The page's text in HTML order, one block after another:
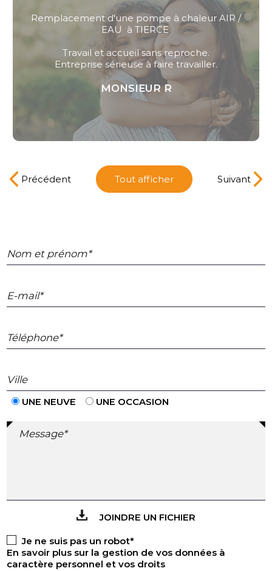
Installation d'une pompe à chaleur air / eau en
remplacement d'une chaudière Gaz.
Bonne qualité professionnelle.
MONSIEUR TRICOT PIERRE
Précédent Tout afficher Suivant
Nom et prénom*
E-mail*
Téléphone*
Ville
UNE NEUVE UNE OCCASION
Message*
JOINDRE UN FICHIER
Je ne suis pas un robot*
En savoir plus sur la gestion de vos données à
caractère personnel et vos droits